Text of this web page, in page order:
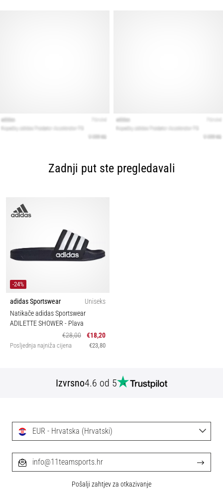
Zadnji put ste pregledavali
-24%
adidas Sportswear
Uniseks
Natikače adidas Sportswear
ADILETTE SHOWER - Plava
€28,00
€18,20
Posljednja najniža cijena €23,80
Izvrsno4.6 od 5
EUR - Hrvatska (Hrvatski)
info@11teamsports.hr
Pošalji zahtjev za otkazivanje